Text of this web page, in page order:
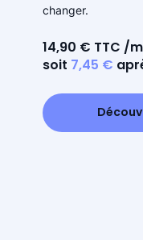
changer.
14,90 € TTC /
soit 7,45 €